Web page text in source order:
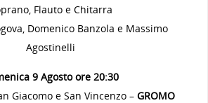
Flauto e Chitarra
Domenico Banzola e Massimo
Agostinelli
9 Agosto ore 20:30
Giacomo e San Vincenzo – GROMO